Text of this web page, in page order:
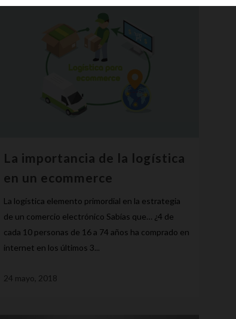
La importancia de la logística
en un ecommerce
La logística elemento primordial en la estrategia
de un comercio electrónico Sabías que… ¿4 de
cada 10 personas de 16 a 74 años ha comprado en
internet en los últimos 3...
24 mayo, 2018